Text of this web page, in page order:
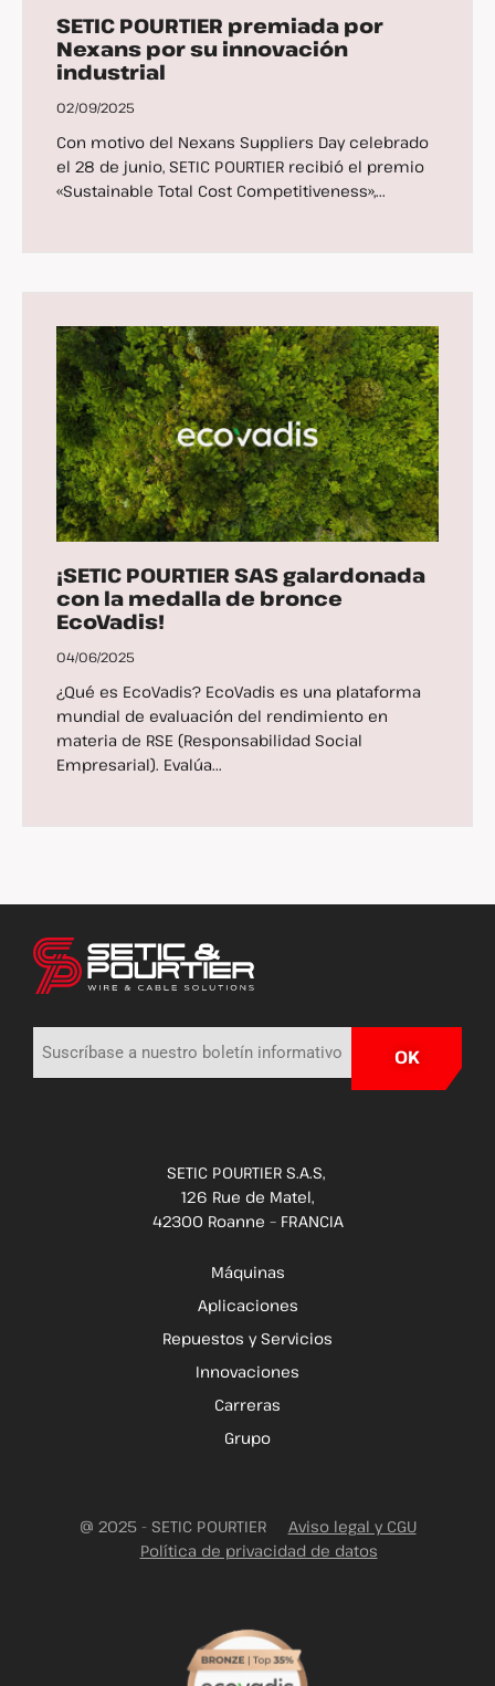
SETIC POURTIER premiada por
Nexans por su innovación
industrial
02/09/2025
Con motivo del Nexans Suppliers Day celebrado
el 28 de junio, SETIC POURTIER recibió el premio
«Sustainable Total Cost Competitiveness»,...
¡SETIC POURTIER SAS galardonada
con la medalla de bronce
EcoVadis!
04/06/2025
¿Qué es EcoVadis? EcoVadis es una plataforma
mundial de evaluación del rendimiento en
materia de RSE (Responsabilidad Social
Empresarial). Evalúa...
SETIC POURTIER S.A.S,
126 Rue de Matel,
42300 Roanne – FRANCIA
Máquinas
Aplicaciones
Repuestos y Servicios
Innovaciones
Carreras
Grupo
@ 2025 - SETIC POURTIER
Aviso legal y CGU
Política de privacidad de datos